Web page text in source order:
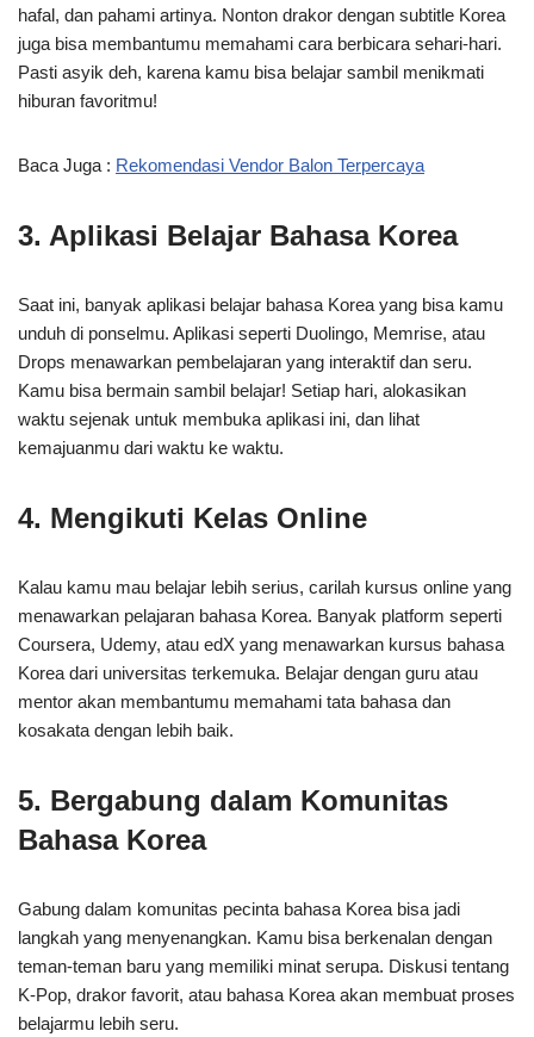
hafal, dan pahami artinya. Nonton drakor dengan subtitle Korea
juga bisa membantumu memahami cara berbicara sehari-hari.
Pasti asyik deh, karena kamu bisa belajar sambil menikmati
hiburan favoritmu!
Baca Juga : Rekomendasi Vendor Balon Terpercaya
3. Aplikasi Belajar Bahasa Korea
Saat ini, banyak aplikasi belajar bahasa Korea yang bisa kamu
unduh di ponselmu. Aplikasi seperti Duolingo, Memrise, atau
Drops menawarkan pembelajaran yang interaktif dan seru.
Kamu bisa bermain sambil belajar! Setiap hari, alokasikan
waktu sejenak untuk membuka aplikasi ini, dan lihat
kemajuanmu dari waktu ke waktu.
4. Mengikuti Kelas Online
Kalau kamu mau belajar lebih serius, carilah kursus online yang
menawarkan pelajaran bahasa Korea. Banyak platform seperti
Coursera, Udemy, atau edX yang menawarkan kursus bahasa
Korea dari universitas terkemuka. Belajar dengan guru atau
mentor akan membantumu memahami tata bahasa dan
kosakata dengan lebih baik.
5. Bergabung dalam Komunitas
Bahasa Korea
Gabung dalam komunitas pecinta bahasa Korea bisa jadi
langkah yang menyenangkan. Kamu bisa berkenalan dengan
teman-teman baru yang memiliki minat serupa. Diskusi tentang
K-Pop, drakor favorit, atau bahasa Korea akan membuat proses
belajarmu lebih seru.